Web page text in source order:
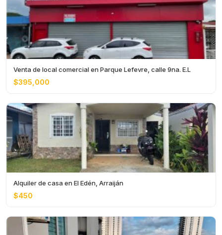
Venta de local comercial en Parque Lefevre, calle 9na. E.L
$395,000
Alquiler de casa en El Edén, Arraiján
$450